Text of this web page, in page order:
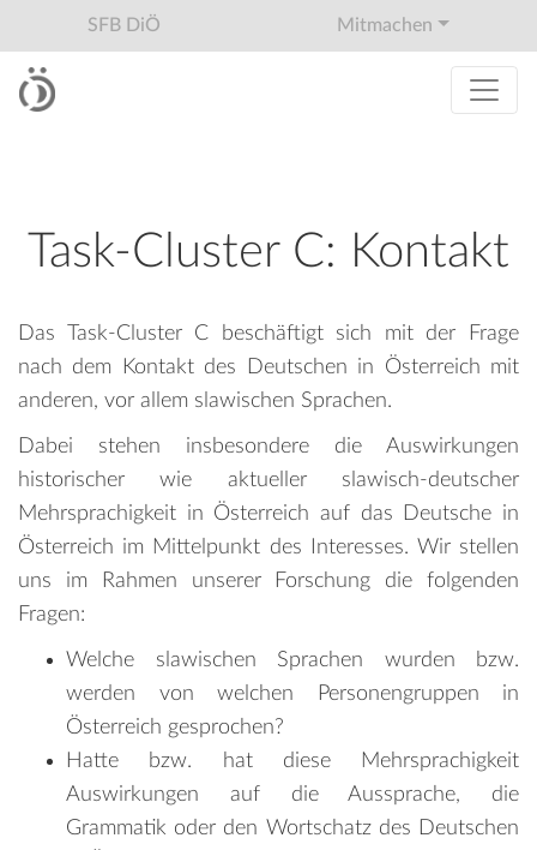
SFB DiÖ Mitmachen
Task-Cluster C: Kontakt
Das Task-Cluster C beschäftigt sich mit der Frage
nach dem Kontakt des Deutschen in Österreich mit
anderen, vor allem slawischen Sprachen.
Dabei stehen insbesondere die Auswirkungen
historischer wie aktueller slawisch-deutscher
Mehrsprachigkeit in Österreich auf das Deutsche in
Österreich im Mittelpunkt des Interesses. Wir stellen
uns im Rahmen unserer Forschung die folgenden
Fragen:
Welche slawischen Sprachen wurden bzw.
werden von welchen Personengruppen in
Österreich gesprochen?
Hatte bzw. hat diese Mehrsprachigkeit
Auswirkungen auf die Aussprache, die
Grammatik oder den Wortschatz des Deutschen